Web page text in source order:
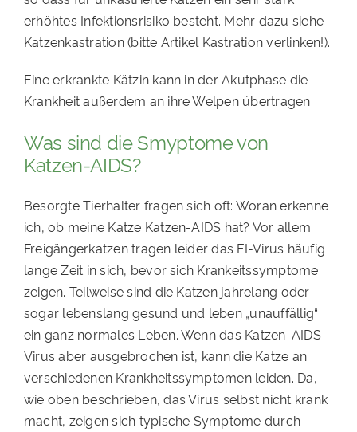
erhöhtes Infektionsrisiko besteht. Mehr dazu siehe
Katzenkastration (bitte Artikel Kastration verlinken!).
Eine erkrankte Kätzin kann in der Akutphase die
Krankheit außerdem an ihre Welpen übertragen.
Was sind die Smyptome von
Katzen-AIDS?
Besorgte Tierhalter fragen sich oft: Woran erkenne
ich, ob meine Katze Katzen-AIDS hat? Vor allem
Freigängerkatzen tragen leider das FI-Virus häufig
lange Zeit in sich, bevor sich Krankeitssymptome
zeigen. Teilweise sind die Katzen jahrelang oder
sogar lebenslang gesund und leben „unauffällig“
ein ganz normales Leben. Wenn das Katzen-AIDS-
Virus aber ausgebrochen ist, kann die Katze an
verschiedenen Krankheitssymptomen leiden. Da,
wie oben beschrieben, das Virus selbst nicht krank
macht, zeigen sich typische Symptome durch